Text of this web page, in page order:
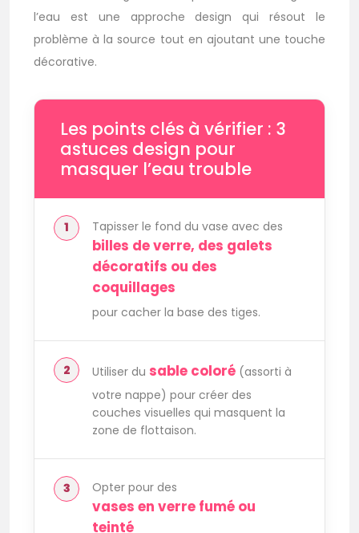
l’eau est une approche design qui résout le
problème à la source tout en ajoutant une touche
décorative.
Les points clés à vérifier : 3
astuces design pour
masquer l’eau trouble
Tapisser le fond du vase avec des
billes de verre, des galets
décoratifs ou des
coquillages
pour cacher la base des tiges.
Utiliser du sable coloré (assorti à
votre nappe) pour créer des
couches visuelles qui masquent la
zone de flottaison.
Opter pour des
vases en verre fumé ou
teinté